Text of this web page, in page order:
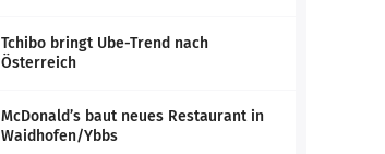
Tchibo bringt Ube-Trend nach
Österreich
McDonald’s baut neues Restaurant in
Waidhofen/Ybbs